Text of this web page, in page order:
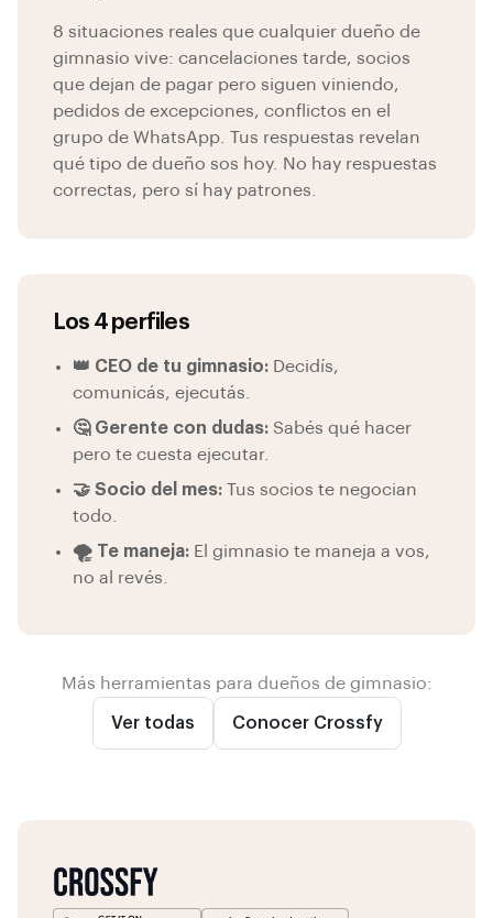
8 situaciones reales que cualquier dueño de
gimnasio vive: cancelaciones tarde, socios
que dejan de pagar pero siguen viniendo,
pedidos de excepciones, conflictos en el
grupo de WhatsApp. Tus respuestas revelan
qué tipo de dueño sos hoy. No hay respuestas
correctas, pero sí hay patrones.
Los 4 perfiles
👑 CEO de tu gimnasio: Decidís,
comunicás, ejecutás.
🤔 Gerente con dudas: Sabés qué hacer
pero te cuesta ejecutar.
🤝 Socio del mes: Tus socios te negocian
todo.
🌪️ Te maneja: El gimnasio te maneja a vos,
no al revés.
Más herramientas para dueños de gimnasio:
Ver todas Conocer Crossfy